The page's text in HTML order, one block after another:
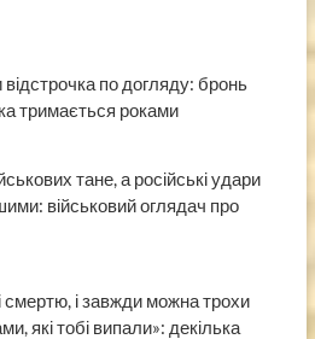
по догляду: бронь
тримається роками
тане, а російські удари
військовий оглядач про
смертю, і завжди можна трохи
які тобі випали»: декілька